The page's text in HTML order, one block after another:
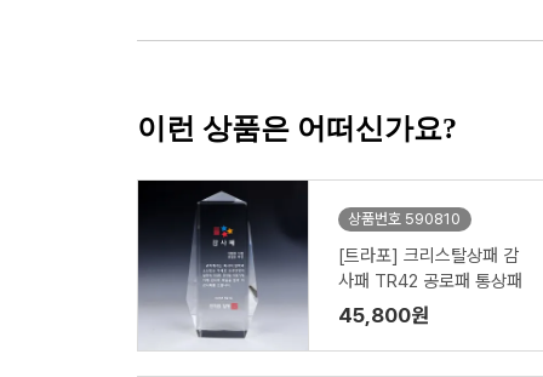
이런 상품은 어떠신가요?
상품번호 590810
[트라포] 크리스탈상패 감
사패 TR42 공로패 통상패
45,800원